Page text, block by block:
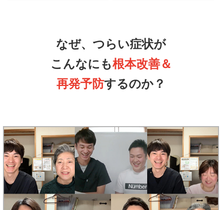
なぜ、つらい症状が
こんなにも根本改善＆
再発予防するのか？